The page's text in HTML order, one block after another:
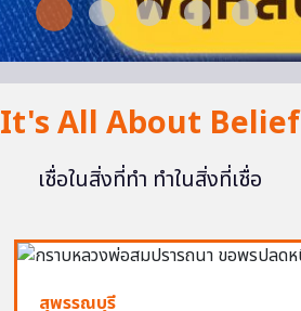
It's All About Belief
เชื่อในสิ่งที่ทำ ทำในสิ่งที่เชื่อ
สุพรรณบุรี